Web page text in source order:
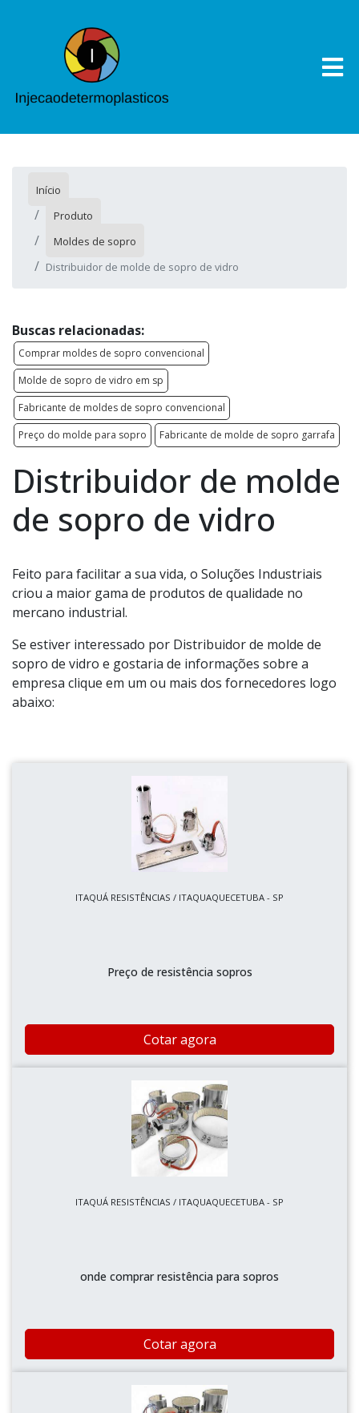
Início
Produto
Moldes de sopro
Distribuidor de molde de sopro de vidro
Buscas relacionadas:
Comprar moldes de sopro convencional
Molde de sopro de vidro em sp
Fabricante de moldes de sopro convencional
Preço do molde para sopro
Fabricante de molde de sopro garrafa
Distribuidor de molde
de sopro de vidro
Feito para facilitar a sua vida, o Soluções Industriais
criou a maior gama de produtos de qualidade no
mercano industrial.
Se estiver interessado por Distribuidor de molde de
sopro de vidro e gostaria de informações sobre a
empresa clique em um ou mais dos fornecedores logo
abaixo:
ITAQUÁ RESISTÊNCIAS / ITAQUAQUECETUBA - SP
Preço de resistência sopros
Cotar agora
ITAQUÁ RESISTÊNCIAS / ITAQUAQUECETUBA - SP
onde comprar resistência para sopros
Cotar agora